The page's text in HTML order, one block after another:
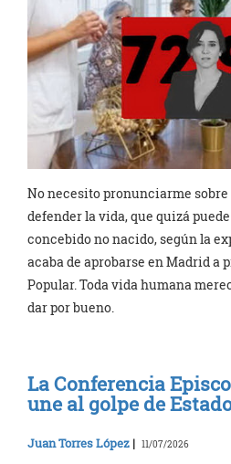
No necesito pronunciarme
defender la vida, que quizá
concebido no nacido, según la
acaba de aprobarse en Madrid a
Popular. Toda vida humana
dar por bueno.
La Conferencia
une al golpe de
Juan Torres López | 11/07/2026